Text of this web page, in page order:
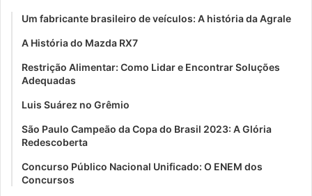
Um fabricante brasileiro de veículos: A história da Agrale
A História do Mazda RX7
Restrição Alimentar: Como Lidar e Encontrar Soluções
Adequadas
Luis Suárez no Grêmio
São Paulo Campeão da Copa do Brasil 2023: A Glória
Redescoberta
Concurso Público Nacional Unificado: O ENEM dos
Concursos